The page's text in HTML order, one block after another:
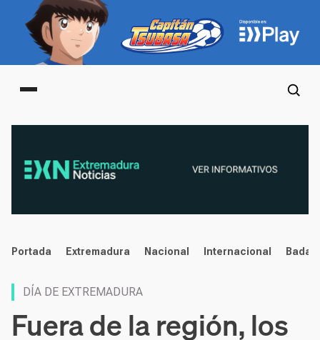
Main menu
noticias
Portada Extremadura Nacional Internacional
DÍA DE EXTREMADURA
Fuera de la región, los